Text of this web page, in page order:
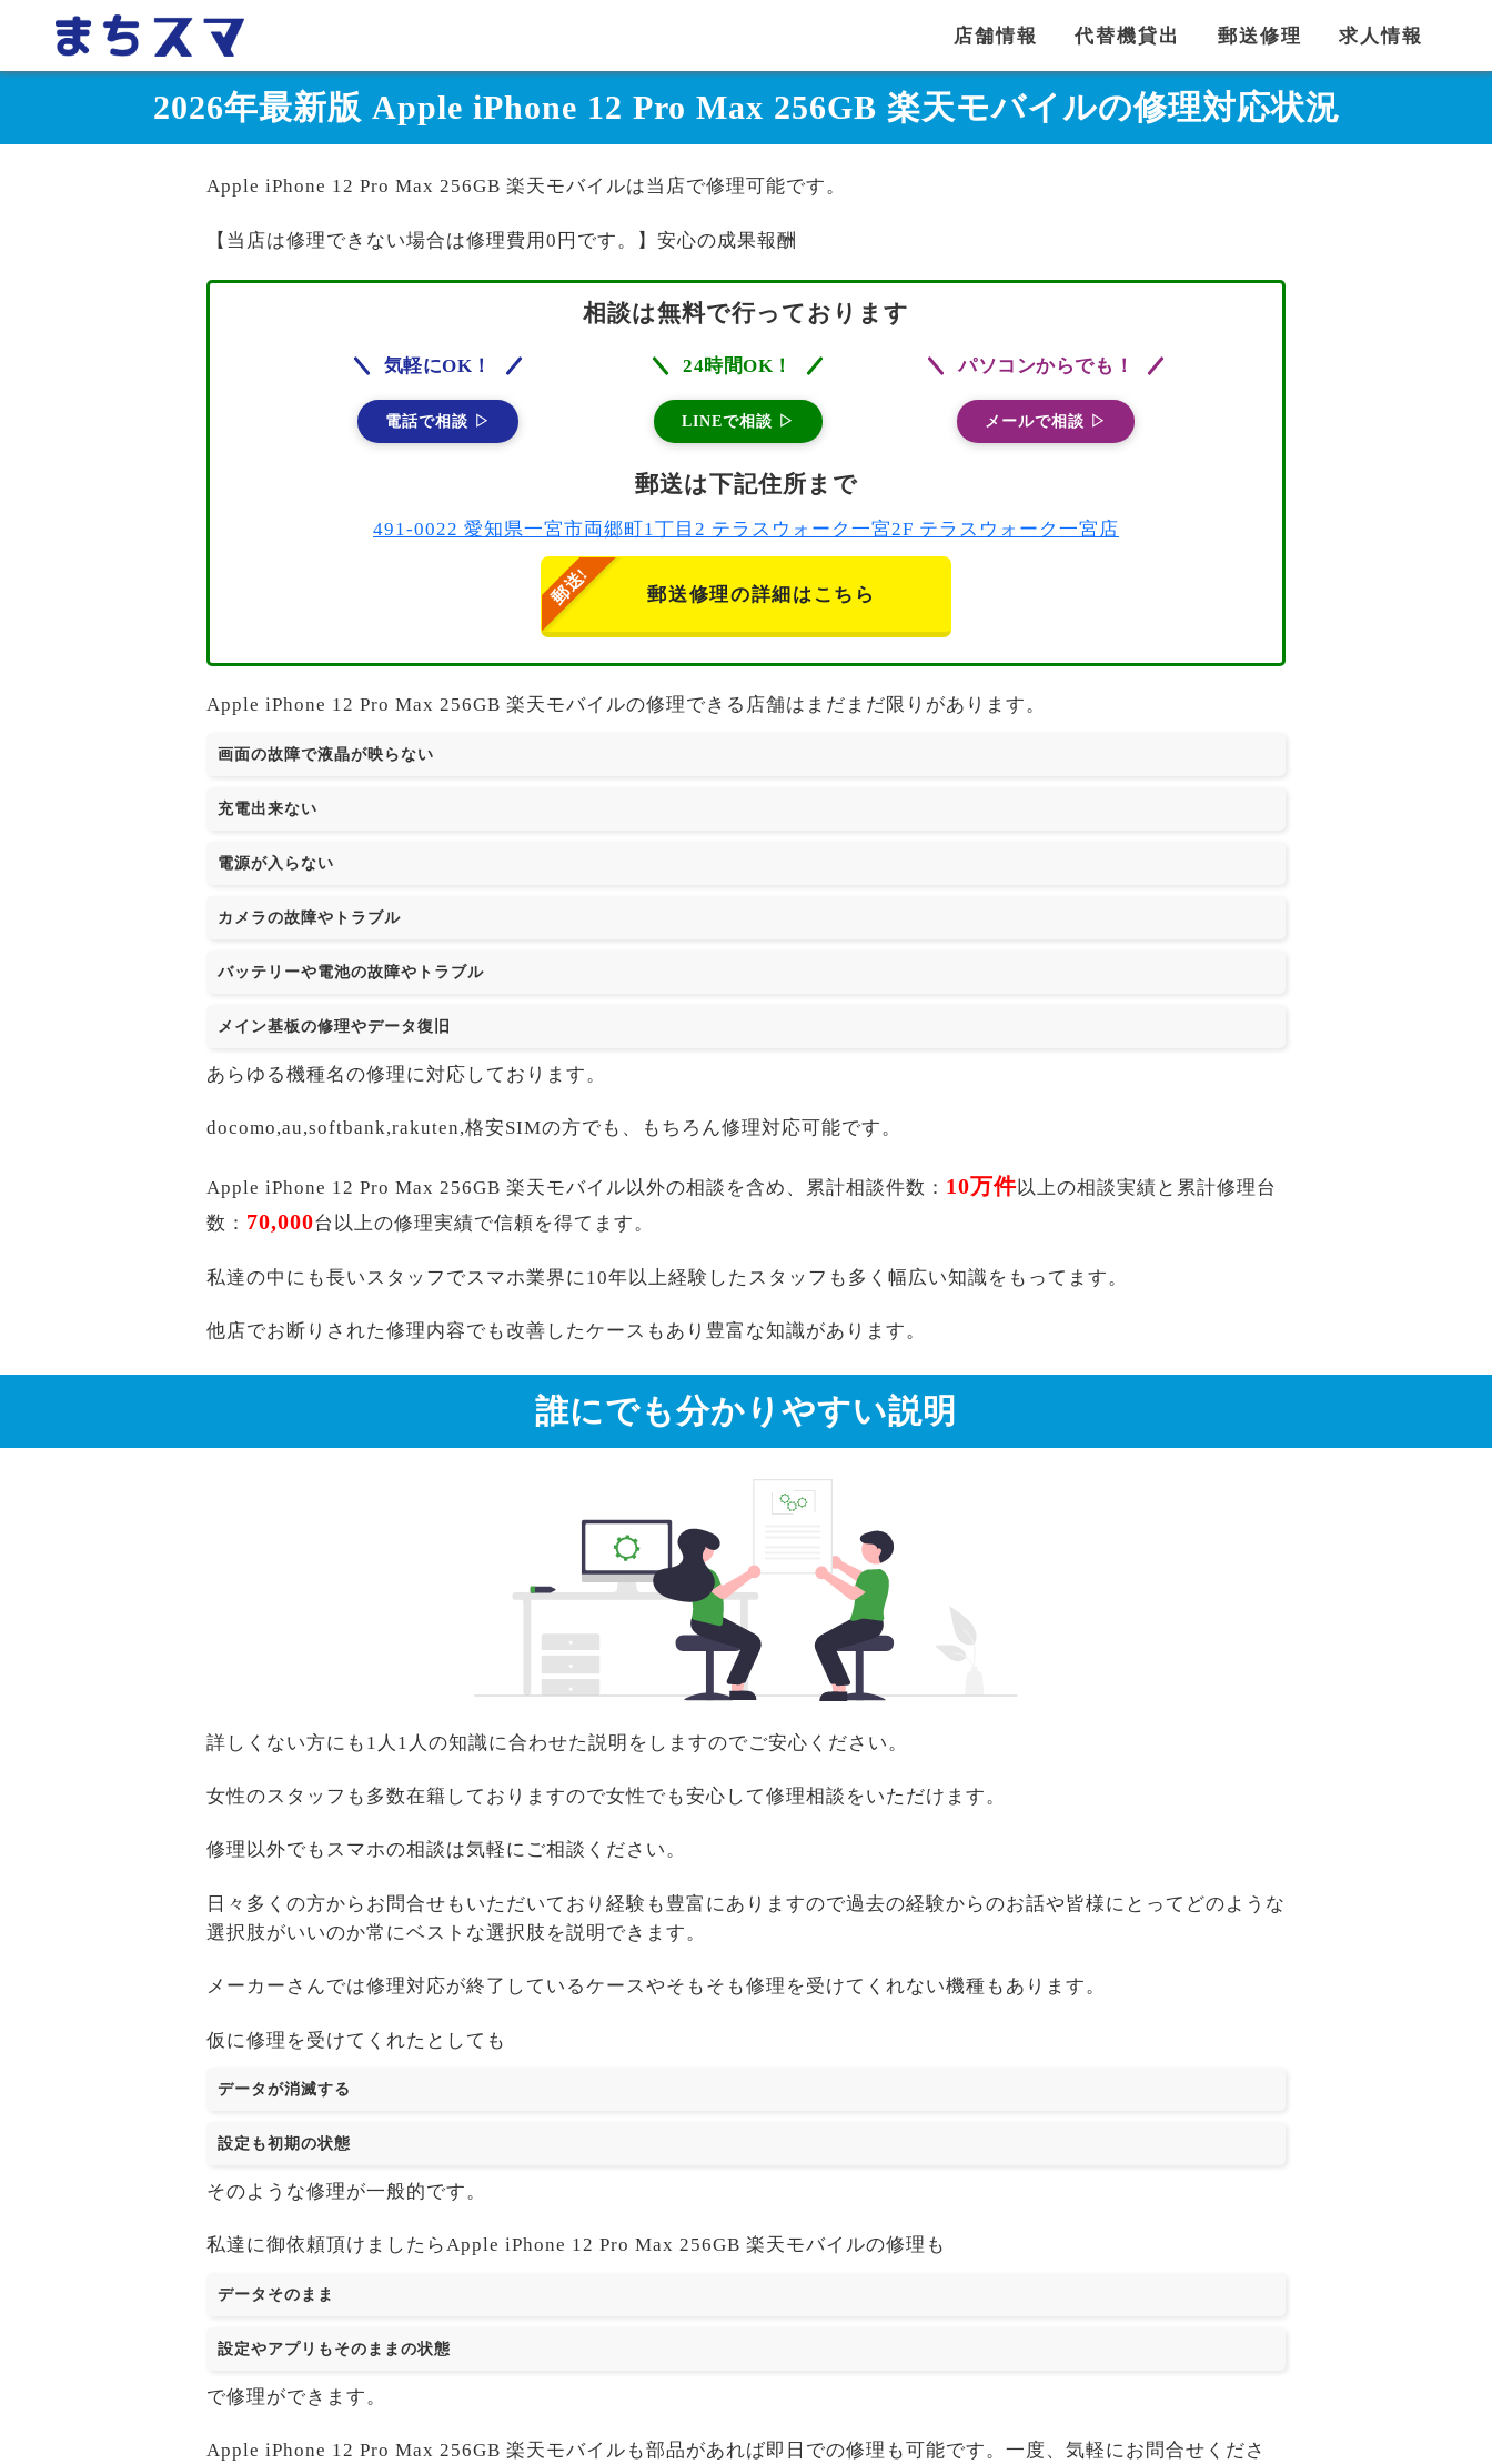
店舗情報 代替機貸出 郵送修理 求人情報
2026年最新版 Apple iPhone 12 Pro Max 256GB 楽天モバイルの修理対応状況
Apple iPhone 12 Pro Max 256GB 楽天モバイルは当店で修理可能です。
【当店は修理できない場合は修理費用0円です。】安心の成果報酬
相談は無料で行っております
気軽にOK！
電話で相談 ▷
24時間OK！
LINEで相談 ▷
パソコンからでも！
メールで相談 ▷
郵送は下記住所まで
491-0022 愛知県一宮市両郷町1丁目2 テラスウォーク一宮2F テラスウォーク一宮店
郵送修理の詳細はこちら
Apple iPhone 12 Pro Max 256GB 楽天モバイルの修理できる店舗はまだまだ限りがあります。
画面の故障で液晶が映らない
充電出来ない
電源が入らない
カメラの故障やトラブル
バッテリーや電池の故障やトラブル
メイン基板の修理やデータ復旧
あらゆる機種名の修理に対応しております。
docomo,au,softbank,rakuten,格安SIMの方でも、もちろん修理対応可能です。
Apple iPhone 12 Pro Max 256GB 楽天モバイル以外の相談を含め、累計相談件数： 10万件以上の相談実績と累計修理台
数： 70,000台以上の修理実績で信頼を得てます。
私達の中にも長いスタッフでスマホ業界に10年以上経験したスタッフも多く幅広い知識をもってます。
他店でお断りされた修理内容でも改善したケースもあり豊富な知識があります。
誰にでも分かりやすい説明
詳しくない方にも1人1人の知識に合わせた説明をしますのでご安心ください。
女性のスタッフも多数在籍しておりますので女性でも安心して修理相談をいただけます。
修理以外でもスマホの相談は気軽にご相談ください。
日々多くの方からお問合せもいただいており経験も豊富にありますので過去の経験からのお話や皆様にとってどのような
選択肢がいいのか常にベストな選択肢を説明できます。
メーカーさんでは修理対応が終了しているケースやそもそも修理を受けてくれない機種もあります。
仮に修理を受けてくれたとしても
データが消滅する
設定も初期の状態
そのような修理が一般的です。
私達に御依頼頂けましたらApple iPhone 12 Pro Max 256GB 楽天モバイルの修理も
データそのまま
設定やアプリもそのままの状態
で修理ができます。
Apple iPhone 12 Pro Max 256GB 楽天モバイルも部品があれば即日での修理も可能です。一度、気軽にお問合せくださ